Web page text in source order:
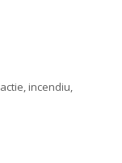
incendiu,